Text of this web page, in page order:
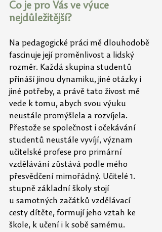
Co je pro Vás ve výuce
nejdůležitější?
Na pedagogické práci mě dlouhodobě
fascinuje její proměnlivost a lidský
rozměr. Každá skupina studentů
přináší jinou dynamiku, jiné otázky i
jiné potřeby, a právě tato živost mě
vede k tomu, abych svou výuku
neustále promýšlela a rozvíjela.
Přestože se společnost i očekávání
studentů neustále vyvíjí, význam
učitelské profese pro primární
vzdělávání zůstává podle mého
přesvědčení mimořádný. Učitelé 1.
stupně základní školy stojí
u samotných začátků vzdělávací
cesty dítěte, formují jeho vztah ke
škole, k učení i k sobě samému.